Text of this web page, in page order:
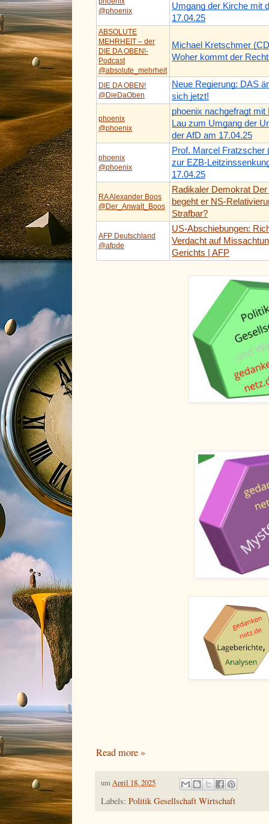
@phoenix
Umgang der Kirche mit
17.04.25
ABSOLUTE
MEHRHEIT – der
DIE DA OBEN!-
Podcast
@absolute_mehrheit
Michael Kretschmer
Woher kommt der
DIE DA OBEN!
@DieDaOben
Neue Regierung: DAS
sich jetzt!
phoenix
@phoenix
phoenix nachgefragt mit
Lau zum Umgang der
der AfD am 17.04.25
phoenix
@phoenix
Prof. Marcel Fratzscher
zur EZB-
17.04.25
RA Alexander Boos
@Der_Anwalt_Boos
Radikaler Demokrat
begeht er NS-
Strafbar?
AFP Deutschland
@afpde
US-Abschiebungen:
Verdacht auf
Gerichts | AFP
Read more »
umApril 18, 2025
Labels: Politik Gesellschaft Wirtschaft